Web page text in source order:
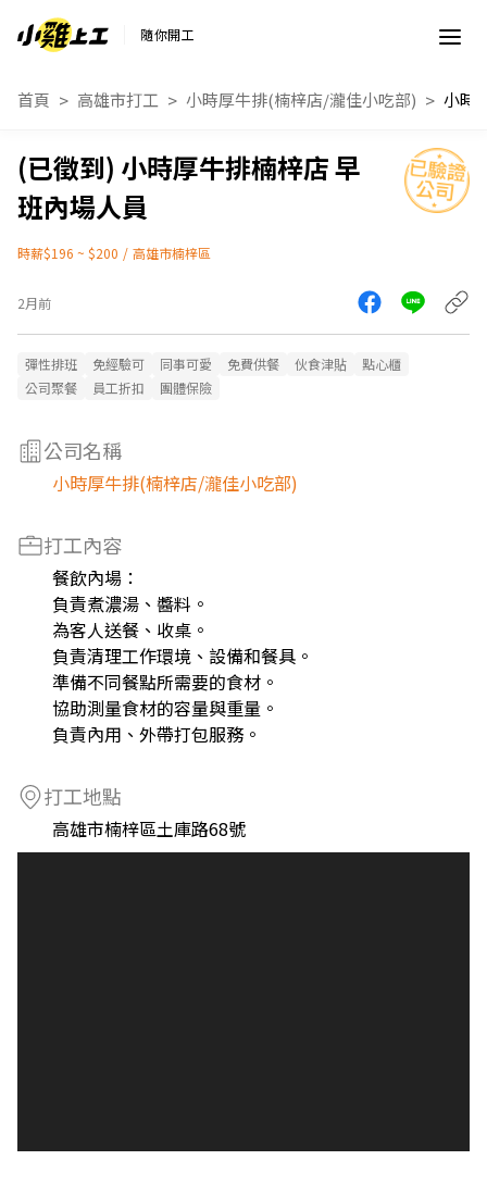
隨你開工
首頁 高雄市打工 小時厚牛排(楠梓店/瀧佳小吃部)
小時厚牛排楠梓店 早
班內場人員
時薪$196 ~ $200 / 高雄市楠梓區
2月前
彈性排班 免經驗可 同事可愛 免費供餐 伙食津貼
點心櫃
公司聚餐
員工折扣 團體保險
公司名稱
小時厚牛排(楠梓店/瀧佳小吃部)
打工內容
餐飲內場：
負責煮濃湯、醬料。
為客人送餐、收桌。
負責清理工作環境、設備和餐具。
準備不同餐點所需要的食材。
協助測量食材的容量與重量。
負責內用、外帶打包服務。
打工地點
高雄市楠梓區土庫路68號